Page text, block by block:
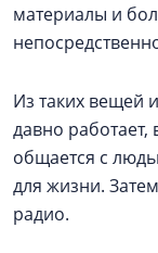
материалы и
Из таких вещей
давно работает,
общается с
для жизни.
радио.